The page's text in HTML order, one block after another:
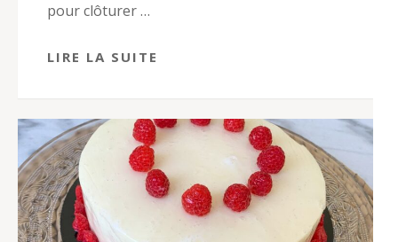
pour clôturer …
LIRE LA SUITE